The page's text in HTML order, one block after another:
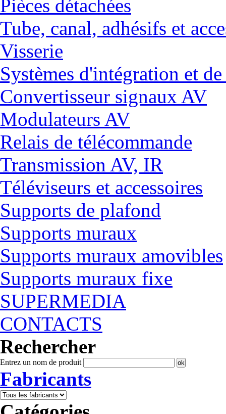
Pièces détachées
Tube, canal, adhésifs et
Visserie
Systèmes d'intégration et
Convertisseur signaux AV
Modulateurs AV
Relais de télécommande
Transmission AV, IR
Téléviseurs et accessoires
Supports de plafond
Supports muraux
Supports muraux amovibles
Supports muraux fixe
SUPERMEDIA
CONTACTS
Rechercher
Entrez un nom de produit
Fabricants